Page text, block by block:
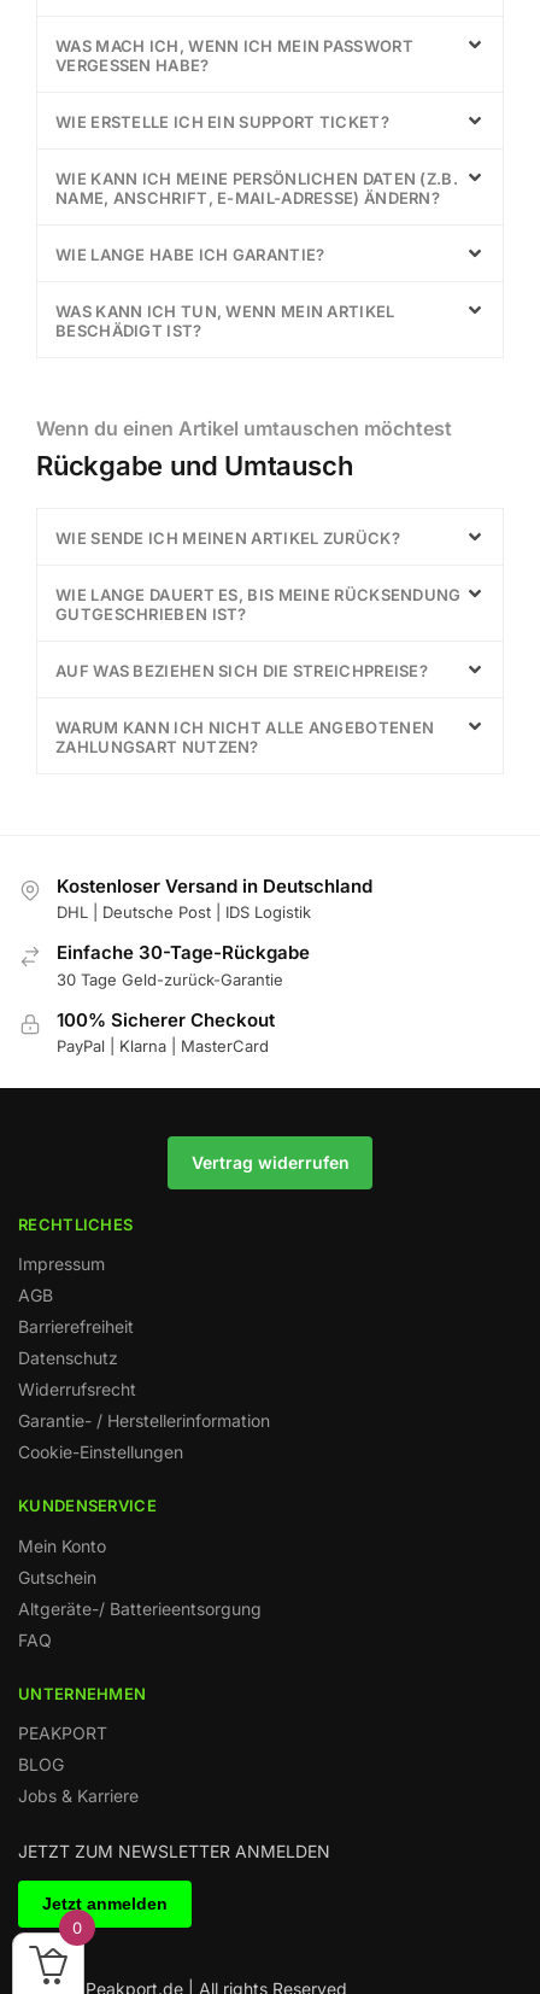
WAS MACH ICH, WENN ICH MEIN PASSWORT
VERGESSEN HABE?
WIE ERSTELLE ICH EIN SUPPORT TICKET?
WIE KANN ICH MEINE PERSÖNLICHEN DATEN (Z.B.
NAME, ANSCHRIFT, E-MAIL-ADRESSE) ÄNDERN?
WIE LANGE HABE ICH GARANTIE?
WAS KANN ICH TUN, WENN MEIN ARTIKEL
BESCHÄDIGT IST?
Wenn du einen Artikel umtauschen möchtest
Rückgabe und Umtausch
WIE SENDE ICH MEINEN ARTIKEL ZURÜCK?
WIE LANGE DAUERT ES, BIS MEINE RÜCKSENDUNG
GUTGESCHRIEBEN IST?
AUF WAS BEZIEHEN SICH DIE STREICHPREISE?
WARUM KANN ICH NICHT ALLE ANGEBOTENEN
ZAHLUNGSART NUTZEN?
Kostenloser Versand in Deutschland
DHL | Deutsche Post | IDS Logistik
Einfache 30-Tage-Rückgabe
30 Tage Geld-zurück-Garantie
100% Sicherer Checkout
PayPal | Klarna | MasterCard
Vertrag widerrufen
RECHTLICHES
Impressum
AGB
Barrierefreiheit
Datenschutz
Widerrufsrecht
Garantie- / Herstellerinformation
Cookie-Einstellungen
KUNDENSERVICE
Mein Konto
Gutschein
Altgeräte-/ Batterieentsorgung
FAQ
UNTERNEHMEN
PEAKPORT
BLOG
Jobs & Karriere
JETZT ZUM NEWSLETTER ANMELDEN
© 2025 Peakport.de | All rights Reserved
0